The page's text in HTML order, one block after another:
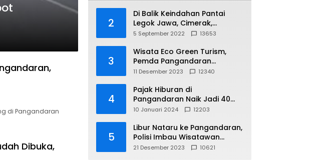
di Pangandaran
Dibuka,
2
Di Balik Keindahan Pantai
Legok Jawa, Cimerak,
Pangandaran
5 September 2022 13653
3
Wisata Eco Green Turism,
Pemda Pangandaran
Gandeng PLN
11 Desember 2023 12340
4
Pajak Hiburan di
Pangandaran Naik Jadi 40
Persen
10 Januari 2024 12203
5
Libur Nataru ke Pangandaran,
Polisi Imbau Wisatawan
Gunakan Jalur Arteri
21 Desember 2023 10621